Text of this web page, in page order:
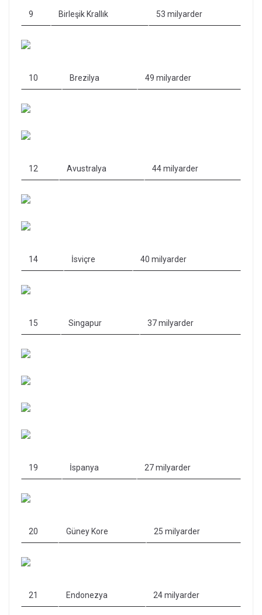
9 Birleşik Krallık 53 milyarder
10 Brezilya 49 milyarder
12 Avustralya 44 milyarder
14 İsviçre 40 milyarder
15 Singapur 37 milyarder
19 İspanya 27 milyarder
20 Güney Kore 25 milyarder
21 Endonezya 24 milyarder